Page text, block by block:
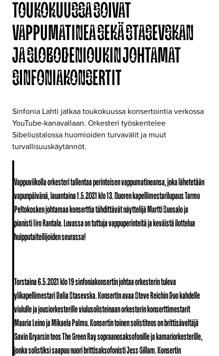
TOUKOKUUSSA SOIVAT
VAPPUMATINEA SEKÄ STASEVSKAN
JA SLOBODENIOUKIN JOHTAMAT
SINFONIAKONSERTIT
Sinfonia Lahti jatkaa toukokuussa konsertointia verkossa
YouTube-kanavallaan. Orkesteri työskentelee
Sibeliustalossa huomioiden turvavälit ja muut
turvallisuuskäytännöt.
Vappuviikolla orkesteri tallentaa perinteisen vappumatineansa, joka lähetetään
vapunpäivänä, lauantaina 1.5.2021 klo 13. Nuoren kapellimestarilupaus Tarmo
Peltokosken johtamaa konserttia tähdittävät näyttelijä Martti Suosaloja
pianisti Iiro Rantala. Luvassa on tuttuja vappuperinteitä ja keväistä ilottelua
huipputaiteilijoiden seurassa!
Torstaina 6.5.2021 klo 19sinfoniakonsertin johtaa orkesterin tuleva
ylikapellimestari Dalia Stasevska. Konsertin avaa Steve Reichin Duo kahdelle
viululle ja jousiorkesterille viulusolisteinaan orkesterin konserttimestarit
Maaria Leino ja Mikaela Palmu. Konsertin toinen solistiteos on brittisäveltäjä
Gavin Bryarsin teos The Green Ray sopraanosaksofonille ja kamariorkesterille,
jonka solistiksi saapuu nuori brittisaksofonistiJess Gillam. Konsertin